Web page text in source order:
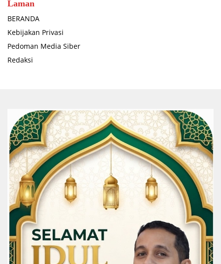
Laman
BERANDA
Kebijakan Privasi
Pedoman Media Siber
Redaksi